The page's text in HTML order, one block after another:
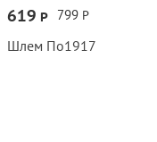
799 Р
619 Р
Шлем По1917